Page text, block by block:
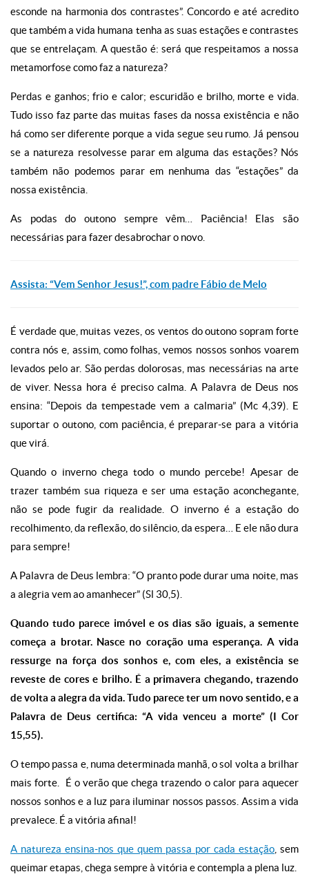
esconde na harmonia dos contrastes”. Concordo e até acredito
que também a vida humana tenha as suas estações e contrastes
que se entrelaçam. A questão é: será que respeitamos a nossa
metamorfose como faz a natureza?
Perdas e ganhos; frio e calor; escuridão e brilho, morte e vida.
Tudo isso faz parte das muitas fases da nossa existência e não
há como ser diferente porque a vida segue seu rumo. Já pensou
se a natureza resolvesse parar em alguma das estações? Nós
também não podemos parar em nenhuma das “estações” da
nossa existência.
As podas do outono sempre vêm… Paciência! Elas são
necessárias para fazer desabrochar o novo.
Assista: “Vem Senhor Jesus!”, com padre Fábio de Melo
É verdade que, muitas vezes, os ventos do outono sopram forte
contra nós e, assim, como folhas, vemos nossos sonhos voarem
levados pelo ar. São perdas dolorosas, mas necessárias na arte
de viver. Nessa hora é preciso calma. A Palavra de Deus nos
ensina: “Depois da tempestade vem a calmaria” (Mc 4,39). E
suportar o outono, com paciência, é preparar-se para a vitória
que virá.
Quando o inverno chega todo o mundo percebe! Apesar de
trazer também sua riqueza e ser uma estação aconchegante,
não se pode fugir da realidade. O inverno é a estação do
recolhimento, da reflexão, do silêncio, da espera… E ele não dura
para sempre!
A Palavra de Deus lembra: “O pranto pode durar uma noite, mas
a alegria vem ao amanhecer” (Sl 30,5).
Quando tudo parece imóvel e os dias são iguais, a semente
começa a brotar. Nasce no coração uma esperança. A vida
ressurge na força dos sonhos e, com eles, a existência se
reveste de cores e brilho. É a primavera chegando, trazendo
de volta a alegra da vida. Tudo parece ter um novo sentido, e a
Palavra de Deus certifica: “A vida venceu a morte” (I Cor
15,55).
O tempo passa e, numa determinada manhã, o sol volta a brilhar
mais forte. É o verão que chega trazendo o calor para aquecer
nossos sonhos e a luz para iluminar nossos passos. Assim a vida
prevalece. É a vitória afinal!
A natureza ensina-nos que quem passa por cada estação , sem
queimar etapas, chega sempre à vitória e contempla a plena luz.